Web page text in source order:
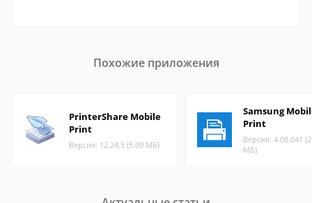
Похожие приложения
PrinterShare Mobile
Print
Версия: 12.24.5 (5.09 МБ)
Samsung
Print
Версия: 4.08.041
МБ)